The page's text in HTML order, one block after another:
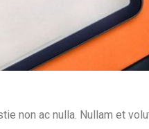
non ac nulla. Nullam et